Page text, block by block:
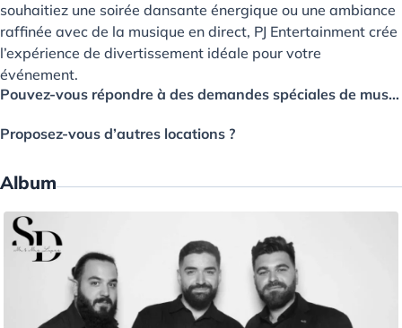
souhaitiez une soirée dansante énergique ou une ambiance
raffinée avec de la musique en direct, PJ Entertainment crée
l’expérience de divertissement idéale pour votre
événement.
Pouvez-vous répondre à des demandes spéciales de musique culturelle ou traditionnelle ?
Proposez-vous d’autres locations ?
Album